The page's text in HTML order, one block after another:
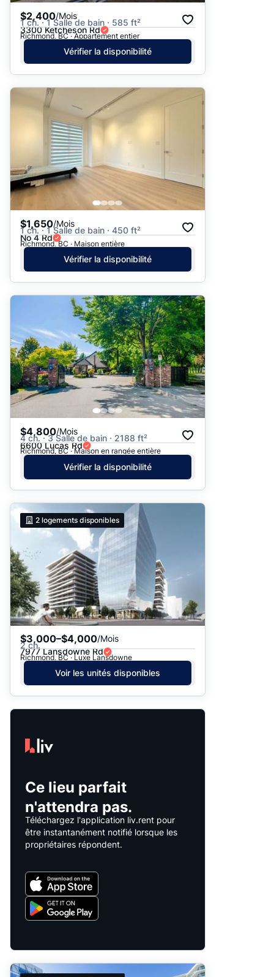
$2,400/Mois
1 ch. · 1 Salle de bain · 585 ft²
3300 Ketcheson Rd
Richmond, BC · Appartement entier
Vérifier la disponibilité
$1,650/Mois
1 ch. · 1 Salle de bain · 450 ft²
No 4 Rd
Richmond, BC · Maison entière
Vérifier la disponibilité
$4,800/Mois
4 ch. · 3 Salle de bain · 2188 ft²
6600 Lucas Rd
Richmond, BC · Maison en rangée entière
Vérifier la disponibilité
2 logements disponibles
$3,000–$4,000/Mois
2 ch.
7977 Lansdowne Rd
Richmond, BC · Luxe Lansdowne
Voir les unités disponibles
Ce lieu parfait
n'attendra pas.
Téléchargez l'application liv.rent pour
être instantanément notifié lorsque les
propriétaires répondent.